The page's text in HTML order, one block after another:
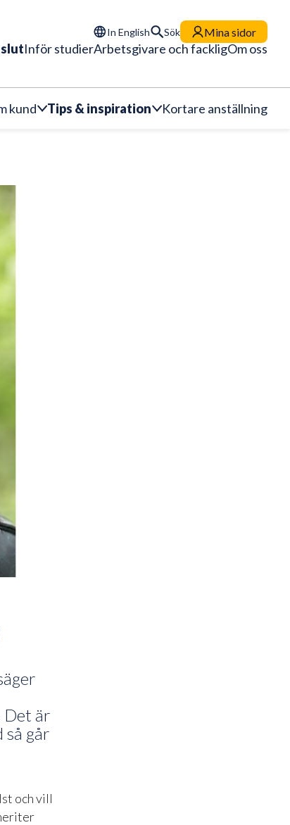
In English Sök Mina sidor
Inför studierArbetsgivare och fackligOm oss
kund Tips & inspiration Kortare anställning
Det är
så går
och vill